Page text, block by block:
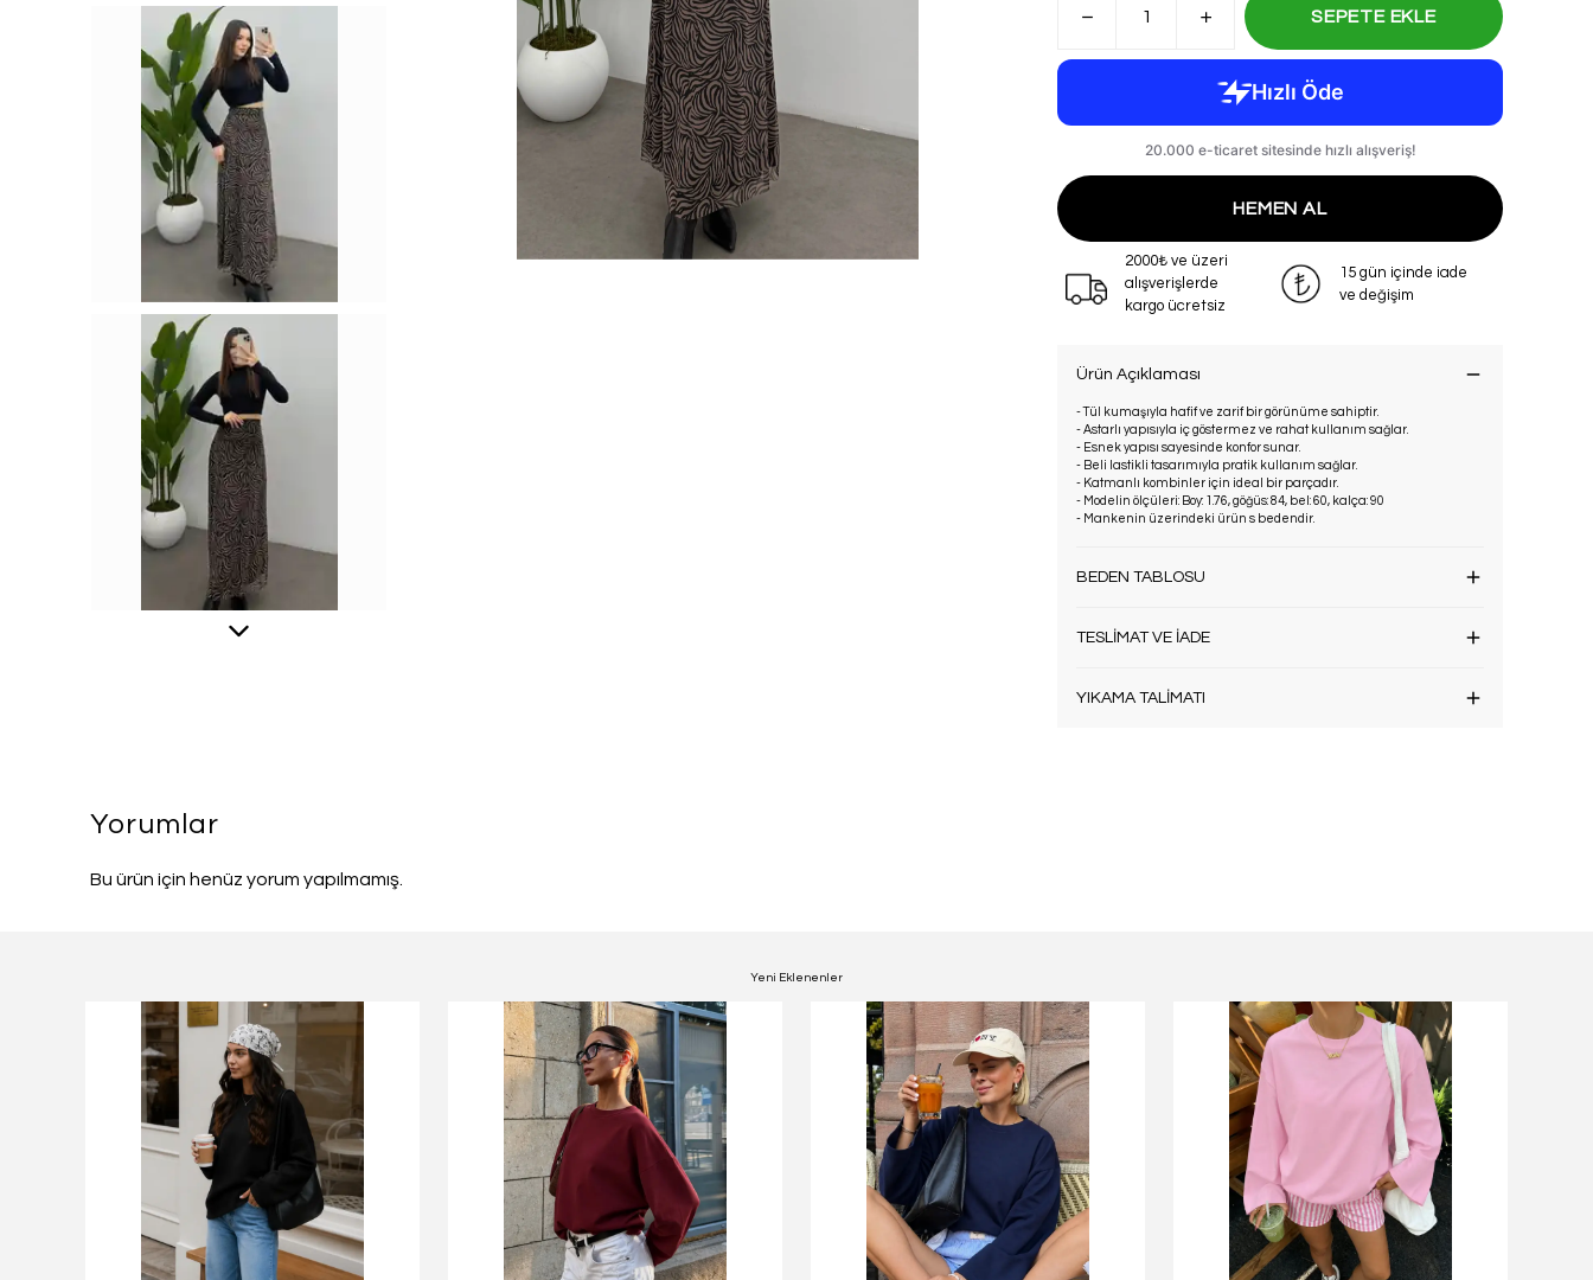
SEPETE EKLE
HEMEN AL
2000₺ ve üzeri
alışverişlerde
kargo ücretsiz
15 gün içinde iade
ve değişim
Ürün Açıklaması
- Tül kumaşıyla hafif ve zarif bir görünüme sahiptir.
- Astarlı yapısıyla iç göstermez ve rahat kullanım sağlar.
- Esnek yapısı sayesinde konfor sunar.
- Beli lastikli tasarımıyla pratik kullanım sağlar.
- Katmanlı kombinler için ideal bir parçadır.
- Modelin ölçüleri: Boy: 1.76, göğüs: 84, bel: 60, kalça: 90
- Mankenin üzerindeki ürün s bedendir.
BEDEN TABLOSU
TESLİMAT VE İADE
YIKAMA TALİMATI
Yorumlar
Bu ürün için henüz yorum yapılmamış.
Yeni Eklenenler